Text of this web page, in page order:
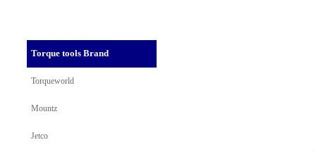
Torque tools Brand
Torqueworld
Mountz
Jetco